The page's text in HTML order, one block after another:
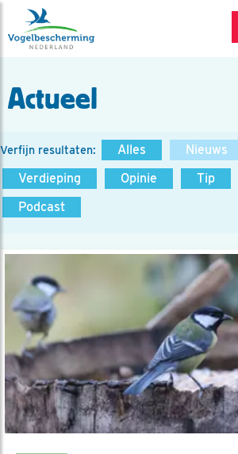
Actueel
Verfijn resultaten: Alles Nieuws
Verdieping
Opinie Tip
Podcast